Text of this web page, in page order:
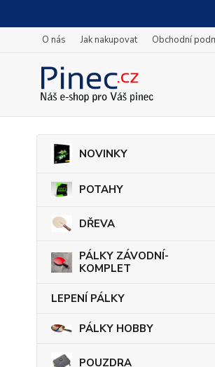
O nás Jak nakupovat Obchodní
NOVINKY
POTAHY
DŘEVA
PÁLKY ZÁVODNÍ-
KOMPLET
LEPENÍ PÁLKY
PÁLKY HOBBY
POUZDRA